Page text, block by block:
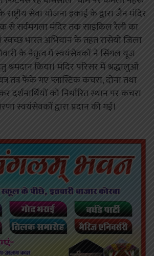
राष्ट्रीय सेवा योजना इकाई के द्वारा जैन मंदिर
से सर्वमंगला मंदिर तक साइकिल रैली का
भारत अभियान के तहत रासेयो जिला
के नेतृत्व में स्वयंसेवकों ने सिंगल यूज
श्रमदान किया। मंदिर परिसर में श्रद्धालुओं
तत्र फेंके गए प्लास्टिक कचरा, दोना तथा
दर्शनार्थियों को निर्धारित स्थान पर कचरा
स्वयंसेवकों द्वारा प्रदान की गई।